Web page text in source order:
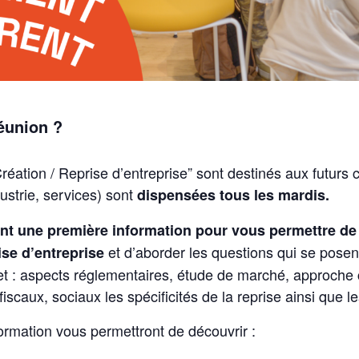
?
/ Reprise d’entreprise” sont destinés aux
services) sontdispensées tous les mardis.
une première information pour vous permettre
d’entrepriseet d’aborder les questions qui se
: aspects réglementaires, étude de marché,
sociaux les spécificités de la reprise ainsi que
vous permettront de découvrir :